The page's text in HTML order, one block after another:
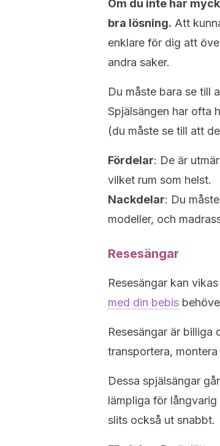
Om du inte har
bra lösning. Att
enklare för dig att
andra saker.
Du måste bara se till
Spjälsängen har ofta
(du måste se till att
Fördelar: De är
vilket rum som helst.
Nackdelar: Du
modeller, och
Resesängar
Resesängar kan
med din bebis
Resesängar är billiga
transportera,
Dessa spjälsängar
lämpliga för
slits också ut snabbt.